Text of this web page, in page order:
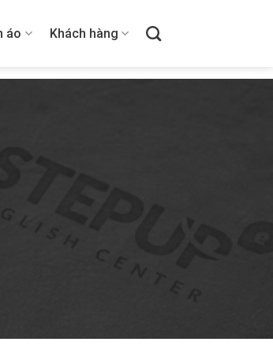
áo Khách hàng